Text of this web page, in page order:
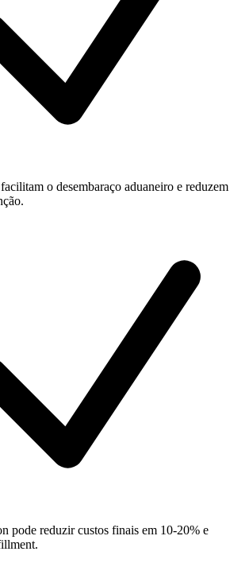
o desembaraço aduaneiro e reduzem
pode reduzir custos finais em 10-20% e